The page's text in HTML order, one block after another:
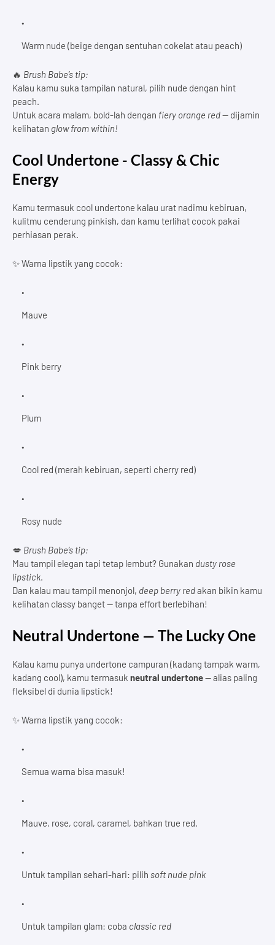
Warm nude (beige dengan sentuhan cokelat atau peach)
🔥 Brush Babe’s tip:
Kalau kamu suka tampilan natural, pilih nude dengan hint
peach.
Untuk acara malam, bold-lah dengan fiery orange red— dijamin
kelihatan glow from within!
Cool Undertone - Classy & Chic
Energy
Kamu termasuk cool undertone kalau urat nadimu kebiruan,
kulitmu cenderung pinkish, dan kamu terlihat cocok pakai
perhiasan perak.
✨ Warna lipstik yang cocok:
Mauve
Pink berry
Plum
Cool red (merah kebiruan, seperti cherry red)
Rosy nude
💋 Brush Babe’s tip:
Mau tampil elegan tapi tetap lembut? Gunakan dusty rose
lipstick.
Dan kalau mau tampil menonjol, deep berry redakan bikin kamu
kelihatan classy banget — tanpa effort berlebihan!
Neutral Undertone — The Lucky One
Kalau kamu punya undertone campuran (kadang tampak warm,
kadang cool), kamu termasuk neutral undertone— alias paling
fleksibel di dunia lipstick!
✨ Warna lipstik yang cocok:
Semua warna bisa masuk!
Mauve, rose, coral, caramel, bahkan true red.
Untuk tampilan sehari-hari: pilih soft nude pink
Untuk tampilan glam: coba classic red